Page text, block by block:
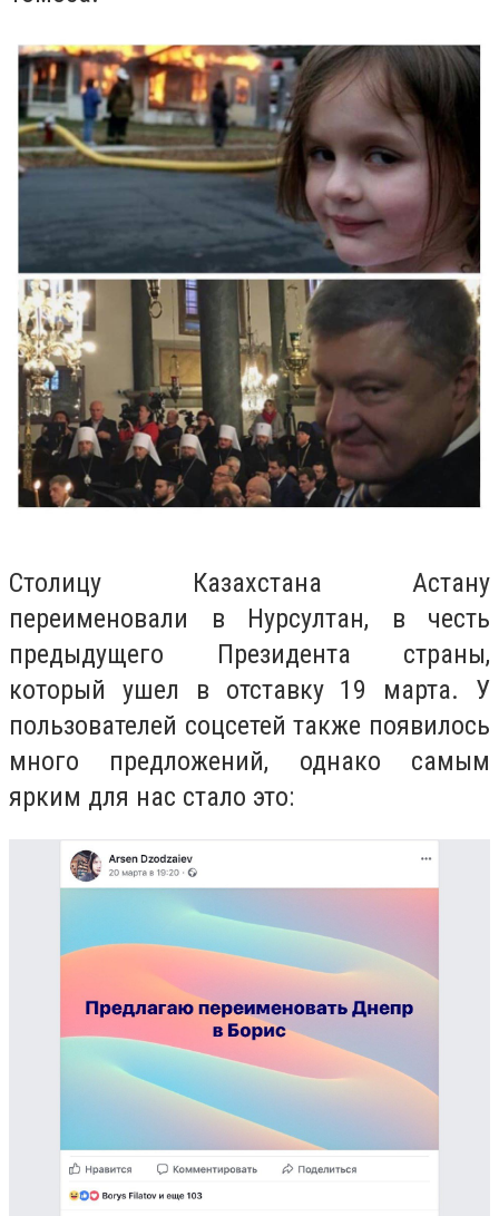
Столицу Казахстана Астану
переименовали в Нурсултан, в честь
предыдущего Президента страны,
который ушел в отставку 19 марта. У
пользователей соцсетей также появилось
много предложений, однако самым
ярким для нас стало это: